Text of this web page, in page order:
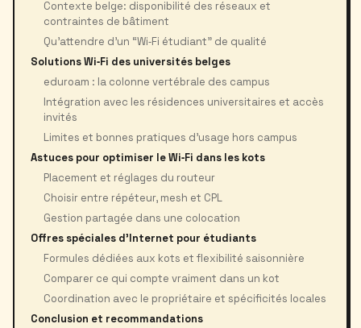
Contexte belge: disponibilité des réseaux et
contraintes de bâtiment
Qu’attendre d’un “Wi‑Fi étudiant” de qualité
Solutions Wi‑Fi des universités belges
eduroam : la colonne vertébrale des campus
Intégration avec les résidences universitaires et accès
invités
Limites et bonnes pratiques d’usage hors campus
Astuces pour optimiser le Wi‑Fi dans les kots
Placement et réglages du routeur
Choisir entre répéteur, mesh et CPL
Gestion partagée dans une colocation
Offres spéciales d’Internet pour étudiants
Formules dédiées aux kots et flexibilité saisonnière
Comparer ce qui compte vraiment dans un kot
Coordination avec le propriétaire et spécificités locales
Conclusion et recommandations